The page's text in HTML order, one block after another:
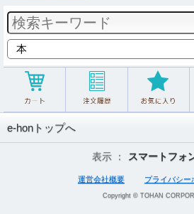
e-honトップへ
表示 ： スマートフォ
運営会社概要 プライバシー
Copyright © TOHAN